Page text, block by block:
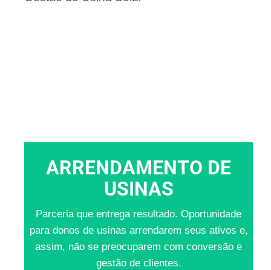
ARRENDAMENTO DE
USINAS
Parceria que entrega resultado. Oportunidade
para donos de usinas arrendarem seus ativos e,
assim, não se preocuparem com conversão e
gestão de clientes.